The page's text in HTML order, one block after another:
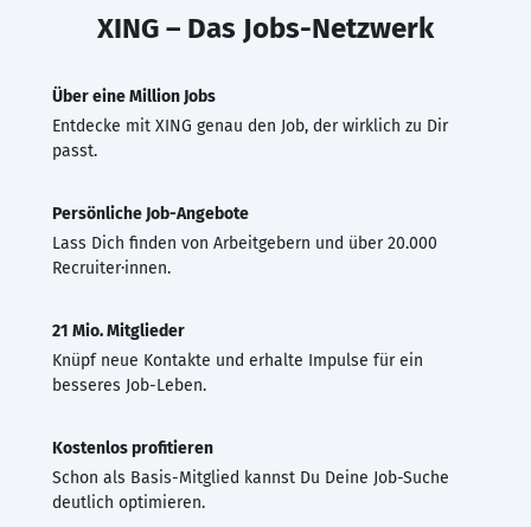
XING – Das Jobs-Netzwerk
Über eine Million Jobs
Entdecke mit XING genau den Job, der wirklich zu Dir
passt.
Persönliche Job-Angebote
Lass Dich finden von Arbeitgebern und über 20.000
Recruiter·innen.
21 Mio. Mitglieder
Knüpf neue Kontakte und erhalte Impulse für ein
besseres Job-Leben.
Kostenlos profitieren
Schon als Basis-Mitglied kannst Du Deine Job-Suche
deutlich optimieren.